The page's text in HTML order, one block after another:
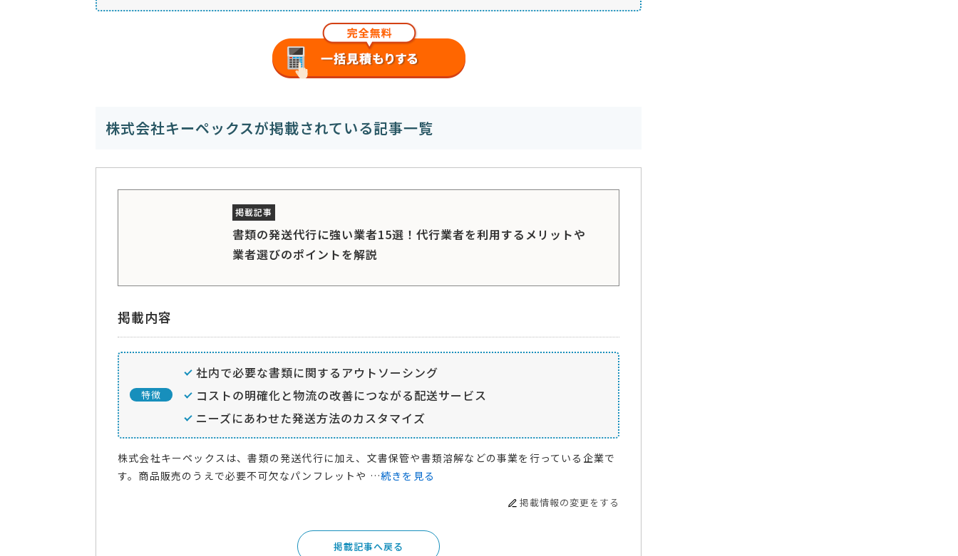
株式会社キーペックスが掲載されている記事一覧
書類の発送代行に強い業者15選！代行業者を利用するメリットや
業者選びのポイントを解説
掲載内容
特徴
社内で必要な書類に関するアウトソーシング
コストの明確化と物流の改善につながる配送サービス
ニーズにあわせた発送方法のカスタマイズ
株式会社キーペックスは、書類の発送代行に加え、文書保管や書類溶解などの事業を行っている企業で
す。商品販売のうえで必要不可欠なパンフレットや …続きを見る
掲載情報の変更をする
掲載記事へ戻る